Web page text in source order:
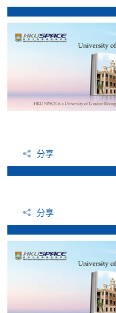
分享
分享